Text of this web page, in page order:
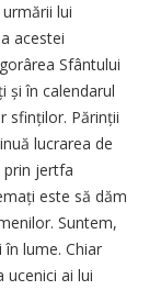
lui
acestei
Sfântului
și în calendarul
sfinților. Părinții
lucrarea de
prin jertfa
este să dăm
Suntem,
lume. Chiar
ucenici ai lui